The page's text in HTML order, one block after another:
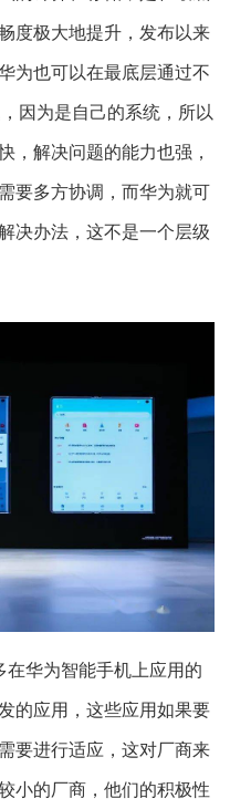
度极大地提升，发布以来
为也可以在最底层通过不
因为是自己的系统，所以
，解决问题的能力也强，
要多方协调，而华为就可
决办法，这不是一个层级
在华为智能手机上应用的
的应用，这些应用如果要
要进行适应，这对厂商来
小的厂商，他们的积极性